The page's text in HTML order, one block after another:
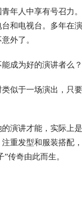
年人中享有号召力
和电视台。多年在
外了。
成为好的演讲者么？
似于一场演出，只
演讲才能，实际上
重发型和服装搭配
传奇由此而生。